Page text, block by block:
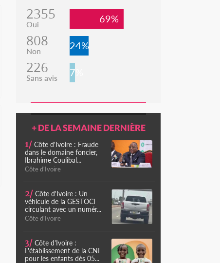
2355
Oui 69%
808
Non 24%
226
Sans avis 7%
+ DE LA SEMAINE DERNIÈRE
1/ Côte d'Ivoire : Fraude
dans le domaine foncier,
Ibrahime Coulibal...
Côte d'Ivoire
2/ Côte d'Ivoire : Un
véhicule de la GESTOCI
circulant avec un numér...
Côte d'Ivoire
3/ Côte d'Ivoire :
L'établissement de la CNI
pour les enfants dès 05...